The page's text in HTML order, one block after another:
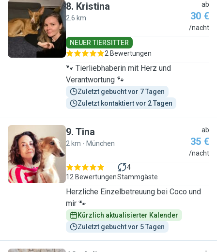
K
8. Kristina
2.6 km
ab
30 €
/nacht
NEUER TIERSITTER
2 Bewertungen
🐾 Tierliebhaberin mit Herz und
Verantwortung 🐾
Zuletzt gebucht vor 7 Tagen
Zuletzt kontaktiert vor 2 Tagen
T
9. Tina
2 km - München
ab
35 €
/nacht
12 Bewertungen
4
Stammgäste
Herzliche Einzelbetreuung bei Coco und
mir 🐾
Kürzlich aktualisierter Kalender
Zuletzt gebucht vor 5 Tagen